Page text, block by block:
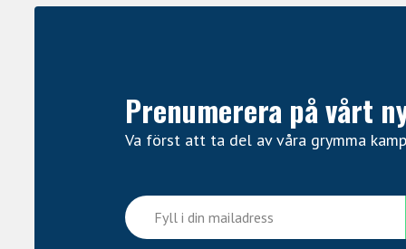
Prenumerera på vårt
Va först att ta del av våra grymma